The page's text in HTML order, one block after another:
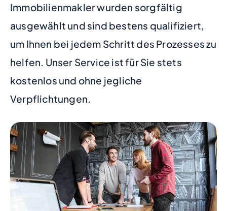
Immobilienmakler wurden sorgfältig
ausgewählt und sind bestens qualifiziert,
um Ihnen bei jedem Schritt des Prozesses zu
helfen. Unser Service ist für Sie stets
kostenlos und ohne jegliche
Verpflichtungen.